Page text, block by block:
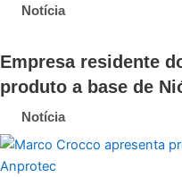
Notícia
Empresa residente
produto a base de
Notícia